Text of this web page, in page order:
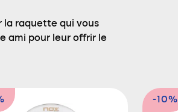
la raquette qui vous
ami pour leur offrir le
-10%